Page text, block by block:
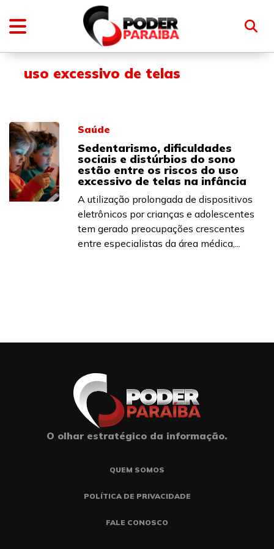
uso excessivo de telas
Saúde
Sedentarismo, dificuldades
sociais e distúrbios do sono
estão entre os riscos do uso
excessivo de telas na infância
A utilização prolongada de dispositivos
eletrônicos por crianças e adolescentes
tem gerado preocupações crescentes
entre especialistas da área médica,...
O olhar estratégico da informação.
QUEM SOMOS
POLÍTICA DE PRIVACIDADE
FALE CONOSCO